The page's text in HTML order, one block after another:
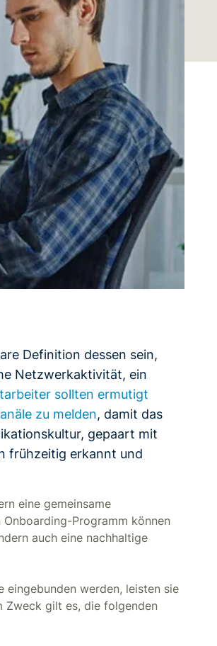
Definition dessen sein,
Netzwerkaktivität, ein
sollten ermutigt
zu melden, damit das
gepaart mit
frühzeitig erkannt und
eine gemeinsame
Programm können
auch eine nachhaltige
eingebunden werden, leisten sie
Zweck gilt es, die folgenden